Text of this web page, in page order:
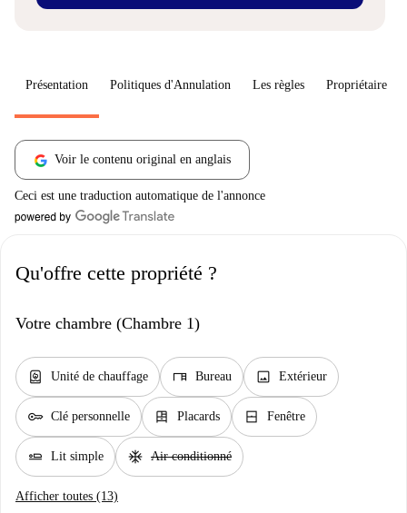
Présentation Politiques d'Annulation Les règles Propriétaire
Voir le contenu original en anglais
Ceci est une traduction automatique de l'annonce
Qu'offre cette propriété ?
Votre chambre (Chambre 1)
water_heater Unité de chauffage desk Bureau image Extérieur
key Clé personnelle dresser Placards window_closed Fenêtre
airline_seat_flat Lit simple ac_unit Air conditionné
Afficher toutes (13)